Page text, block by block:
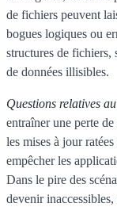
de fichiers peuvent
bogues logiques ou
structures de fichiers,
de données illisibles.
Questions relatives
entraîner une perte
les mises à jour
empêcher les
Dans le pire des
devenir